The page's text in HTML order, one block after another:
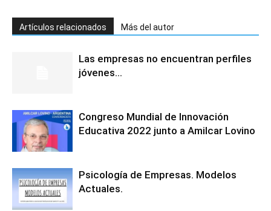
Artículos relacionados Más del autor
Las empresas no encuentran perfiles
jóvenes…
Congreso Mundial de Innovación
Educativa 2022 junto a Amilcar Lovino
Psicología de Empresas. Modelos
Actuales.